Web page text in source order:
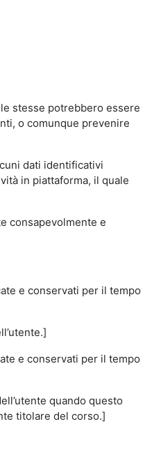
stesse potrebbero essere
o comunque prevenire
dati identificativi
in piattaforma, il quale
consapevolmente e
e conservati per il tempo
e conservati per il tempo
quando questo
titolare del corso.]